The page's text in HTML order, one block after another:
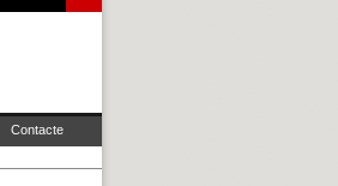
Contacte